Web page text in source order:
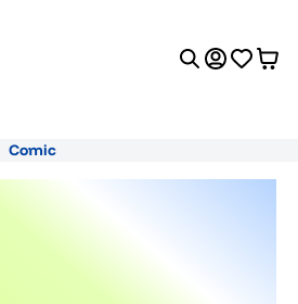
Comic